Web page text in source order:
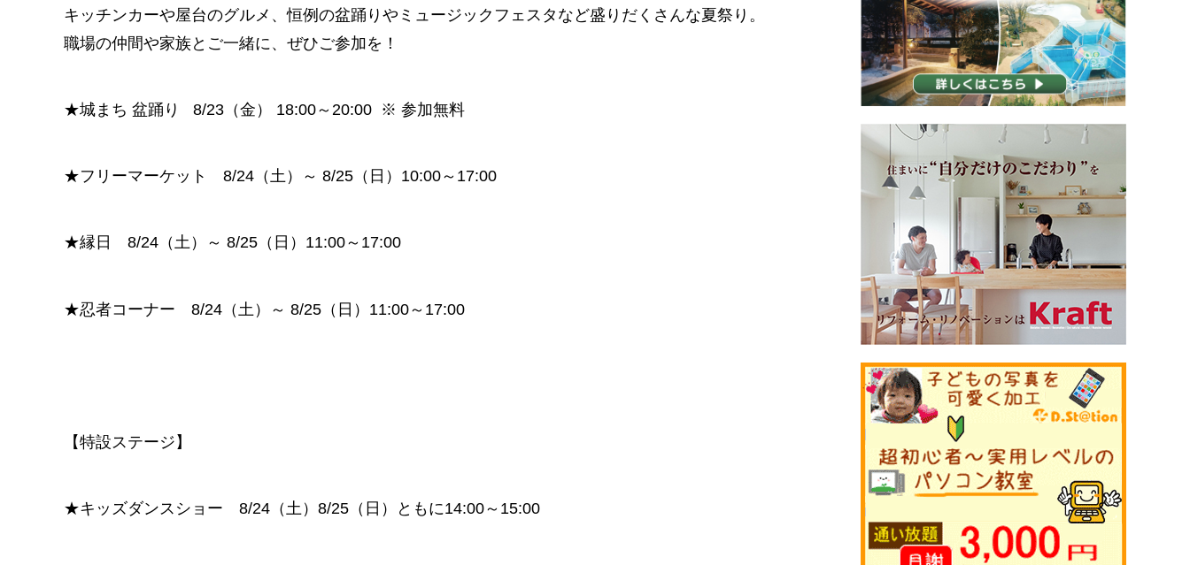
キッチンカーや屋台のグルメ、恒例の盆踊りやミュージックフェスタなど盛りだくさんな夏祭り。
職場の仲間や家族とご一緒に、ぜひご参加を！
★城まち 盆踊り 8/23（金） 18:00～20:00 ※ 参加無料
★フリーマーケット 8/24（土）～ 8/25（日）10:00～17:00
★縁日 8/24（土）～ 8/25（日）11:00～17:00
★忍者コーナー 8/24（土）～ 8/25（日）11:00～17:00
【特設ステージ】
★キッズダンスショー 8/24（土）8/25（日）ともに14:00～15:00